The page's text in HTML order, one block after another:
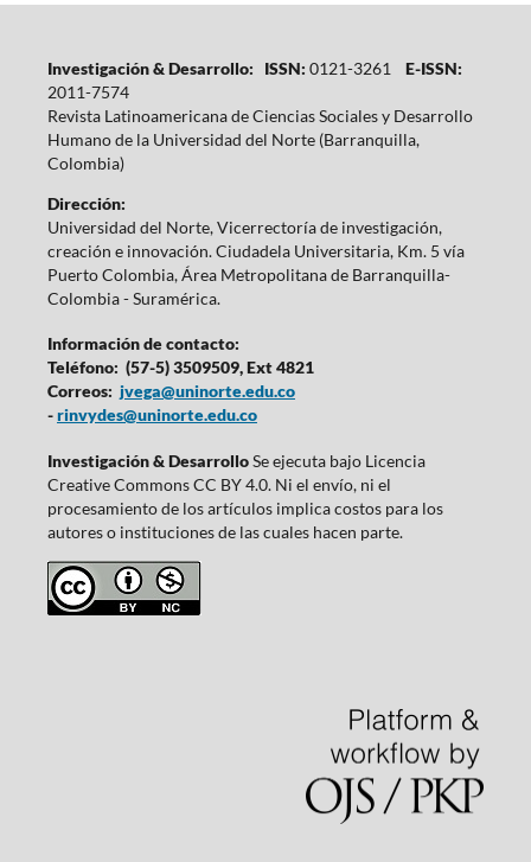
Investigación & Desarrollo: ISSN: 0121-3261
E-ISSN:
2011-7574
Revista Latinoamericana de Ciencias Sociales y Desarrollo
Humano de la Universidad del Norte (Barranquilla,
Colombia)
Dirección:
Universidad del Norte, Vicerrectoría de investigación,
creación e innovación. Ciudadela Universitaria, Km. 5 vía
Puerto Colombia, Área Metropolitana de Barranquilla-
Colombia - Suramérica.
Información de contacto:
Teléfono: (57-5) 3509509, Ext 4821
Correos: jvega@uninorte.edu.co
-rinvydes@uninorte.edu.co
Investigación & DesarrolloSe ejecuta bajo Licencia
Creative Commons CC BY 4.0. Ni el envío, ni el
procesamiento de los artículos implica costos para los
autores o instituciones de las cuales hacen parte.